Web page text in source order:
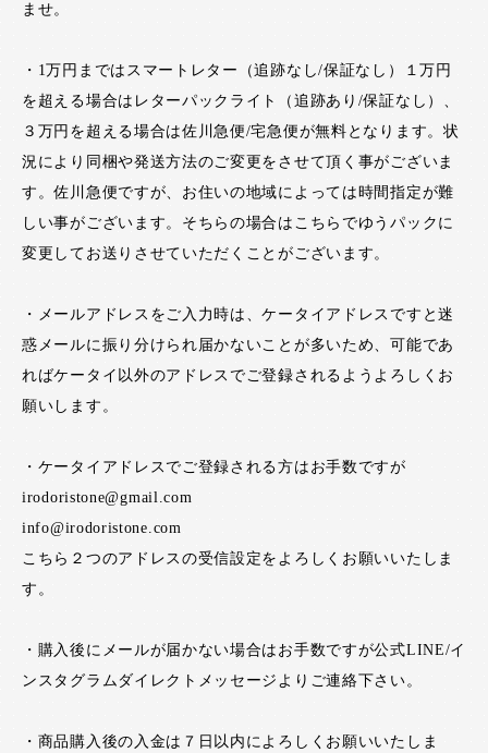
ませ。
・1万円まではスマートレター（追跡なし/保証なし）１万円
を超える場合はレターパックライト（追跡あり/保証なし）、
３万円を超える場合は佐川急便/宅急便が無料となります。状
況により同梱や発送方法のご変更をさせて頂く事がございま
す。佐川急便ですが、お住いの地域によっては時間指定が難
しい事がございます。そちらの場合はこちらでゆうパックに
変更してお送りさせていただくことがございます。
・メールアドレスをご入力時は、ケータイアドレスですと迷
惑メールに振り分けられ届かないことが多いため、可能であ
ればケータイ以外のアドレスでご登録されるようよろしくお
願いします。
・ケータイアドレスでご登録される方はお手数ですが
irodoristone@gmail.com
info@irodoristone.com
こちら２つのアドレスの受信設定をよろしくお願いいたしま
す。
・購入後にメールが届かない場合はお手数ですが公式LINE/イ
ンスタグラムダイレクトメッセージよりご連絡下さい。
・商品購入後の入金は７日以内によろしくお願いいたしま